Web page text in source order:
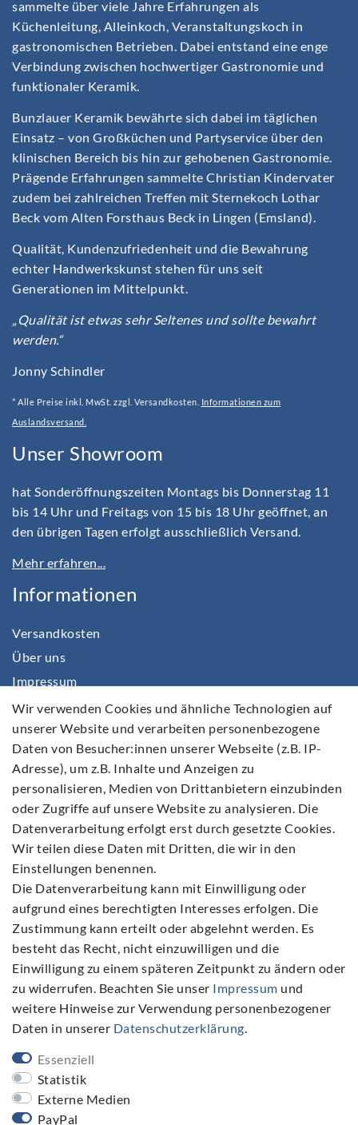
sammelte über viele Jahre Erfahrungen als
Küchenleitung, Alleinkoch, Veranstaltungskoch in
gastronomischen Betrieben. Dabei entstand eine enge
Verbindung zwischen hochwertiger Gastronomie und
funktionaler Keramik.
Bunzlauer Keramik bewährte sich dabei im täglichen
Einsatz – von Großküchen und Partyservice über den
klinischen Bereich bis hin zur gehobenen Gastronomie.
Prägende Erfahrungen sammelte Christian Kindervater
zudem bei zahlreichen Treffen mit Sternekoch Lothar
Beck vom Alten Forsthaus Beck in Lingen (Emsland).
Qualität, Kundenzufriedenheit und die Bewahrung
echter Handwerkskunst stehen für uns seit
Generationen im Mittelpunkt.
„Qualität ist etwas sehr Seltenes und sollte bewahrt
werden.“
Jonny Schindler
* Alle Preise inkl. MwSt. zzgl. Versandkosten. Informationen zum
Auslandsversand.
Unser Showroom
hat Sonderöffnungszeiten Montags bis Donnerstag 11
bis 14 Uhr und Freitags von 15 bis 18 Uhr geöffnet, an
den übrigen Tagen erfolgt ausschließlich Versand.
Mehr erfahren...
Informationen
Versandkosten
Über uns
Impressum
Daten­schutz­erklärung
AGB
Barrierefreiheitserklärung
Widerrufs­recht
Kontakt
Vertrag widerrufen
Folgen Sie Uns
E-MAIL **
Newsletter
Honig
Hiermit bestätige ich, dass ich die
Wir verwenden Cookies und ähnliche Technologien auf
unserer Website und verarbeiten personenbezogene
Daten von Besucher:innen unserer Webseite (z.B. IP-
Adresse), um z.B. Inhalte und Anzeigen zu
personalisieren, Medien von Drittanbietern einzubinden
oder Zugriffe auf unsere Website zu analysieren. Die
Datenverarbeitung erfolgt erst durch gesetzte Cookies.
Wir teilen diese Daten mit Dritten, die wir in den
Einstellungen benennen.
Die Datenverarbeitung kann mit Einwilligung oder
aufgrund eines berechtigten Interesses erfolgen. Die
Zustimmung kann erteilt oder abgelehnt werden. Es
besteht das Recht, nicht einzuwilligen und die
Einwilligung zu einem späteren Zeitpunkt zu ändern oder
zu widerrufen. Beachten Sie unser Impressum und
weitere Hinweise zur Verwendung personenbezogener
Daten in unserer Daten­schutz­erklärung.
Essenziell
Statistik
Externe Medien
PayPal